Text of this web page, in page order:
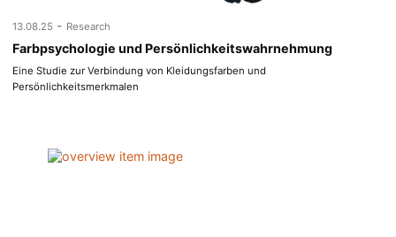
13.08.25 - Research
Farbpsychologie und Persönlichkeitswahrnehmung
Eine Studie zur Verbindung von Kleidungsfarben und
Persönlichkeitsmerkmalen